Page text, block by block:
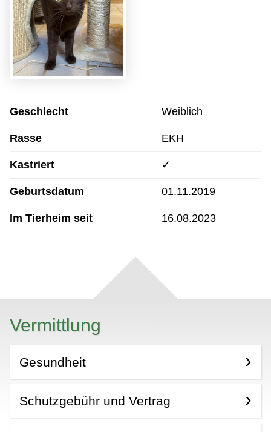
Geschlecht Weiblich
Rasse EKH
Kastriert ✓
Geburtsdatum 01.11.2019
Im Tierheim seit 16.08.2023
Vermittlung
Gesundheit
Schutzgebühr und Vertrag